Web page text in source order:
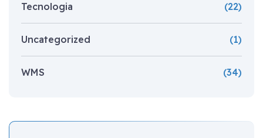
Tecnologia (22)
Uncategorized (1)
WMS (34)